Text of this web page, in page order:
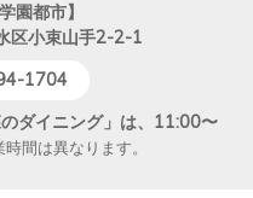
園都市】
区小束山手2-2-1
1704
ダイニング」は、11:00〜
は異なります。